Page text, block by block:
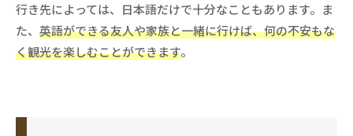
行き先によっては、日本語だけで十分なこともあります。ま
た、 英語ができる友人や家族と一緒に行けば、何の不安もな
く観光を楽しむことができます。